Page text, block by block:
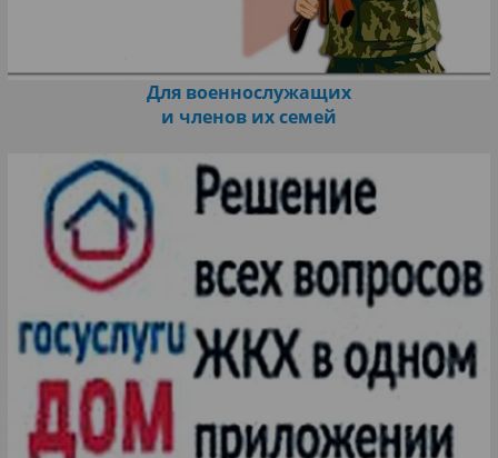
Для военнослужащих
и членов их семей